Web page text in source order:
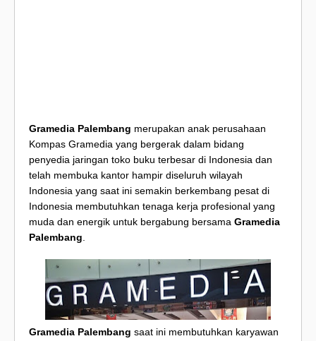
Gramedia Palembang merupakan anak perusahaan
Kompas Gramedia yang bergerak dalam bidang
penyedia jaringan toko buku terbesar di Indonesia dan
telah membuka kantor hampir diseluruh wilayah
Indonesia yang saat ini semakin berkembang pesat di
Indonesia membutuhkan tenaga kerja profesional yang
muda dan energik untuk bergabung bersama Gramedia
Palembang
Gramedia Palembang saat ini membutuhkan karyawan